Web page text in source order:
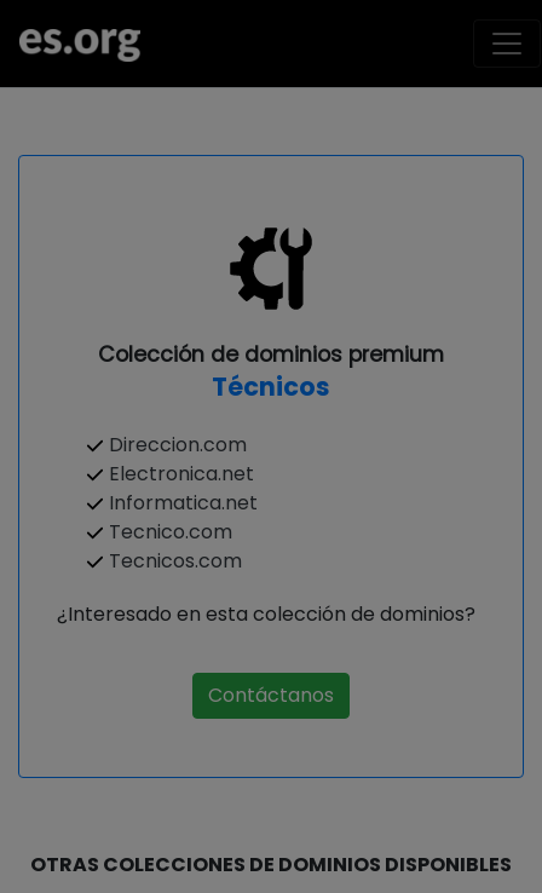
Colección de dominios premium
Técnicos
Direccion.com
Electronica.net
Informatica.net
Tecnico.com
Tecnicos.com
¿Interesado en esta colección de dominios?
Contáctanos
OTRAS COLECCIONES DE DOMINIOS DISPONIBLES